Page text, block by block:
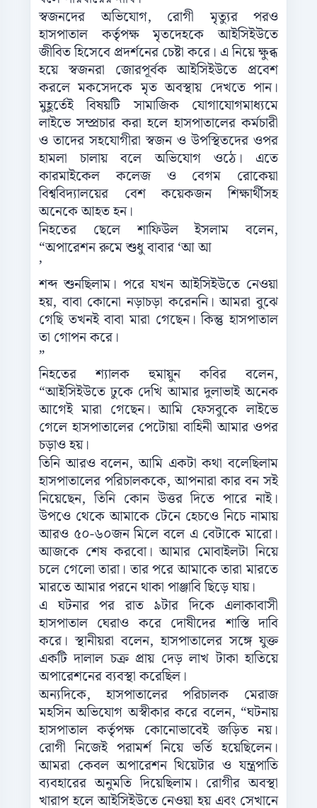
স্বজনদের অভিযোগ, রোগী মৃত্যুর পরও
হাসপাতাল কর্তৃপক্ষ মৃতদেহকে আইসিইউতে
জীবিত হিসেবে প্রদর্শনের চেষ্টা করে। এ নিয়ে ক্ষুব্ধ
হয়ে স্বজনরা জোরপূর্বক আইসিইউতে প্রবেশ
করলে মকসেদকে মৃত অবস্থায় দেখতে পান।
মুহূর্তেই বিষয়টি সামাজিক যোগাযোগমাধ্যমে
লাইভে সম্প্রচার করা হলে হাসপাতালের কর্মচারী
ও তাদের সহযোগীরা স্বজন ও উপস্থিতদের ওপর
হামলা চালায় বলে অভিযোগ ওঠে। এতে
কারমাইকেল কলেজ ও বেগম রোকেয়া
বিশ্ববিদ্যালয়ের বেশ কয়েকজন শিক্ষার্থীসহ
অনেকে আহত হন।
নিহতের ছেলে শাফিউল ইসলাম বলেন,
“অপারেশন রুমে শুধু বাবার ‘আ আ
’
শব্দ শুনছিলাম। পরে যখন আইসিইউতে নেওয়া
হয়, বাবা কোনো নড়াচড়া করেননি। আমরা বুঝে
গেছি তখনই বাবা মারা গেছেন। কিন্তু হাসপাতাল
তা গোপন করে।
”
নিহতের শ্যালক হুমায়ুন কবির বলেন,
“আইসিইউতে ঢুকে দেখি আমার দুলাভাই অনেক
আগেই মারা গেছেন। আমি ফেসবুকে লাইভে
গেলে হাসপাতালের পেটোয়া বাহিনী আমার ওপর
চড়াও হয়।
তিনি আরও বলেন, আমি একটা কথা বলেছিলাম
হাসপাতালের পরিচালককে, আপনারা কার বন সই
নিয়েছেন, তিনি কোন উত্তর দিতে পারে নাই।
উপওে থেকে আমাকে টেনে হেচওে নিচে নামায়
আরও ৫০-৬০জন মিলে বলে এ বেটাকে মারো।
আজকে শেষ করবো। আমার মোবাইলটা নিয়ে
চলে গেলো তারা। তার পরে আমাকে তারা মারতে
মারতে আমার পরনে থাকা পাঞ্জাবি ছিড়ে যায়।
এ ঘটনার পর রাত ৯টার দিকে এলাকাবাসী
হাসপাতাল ঘেরাও করে দোষীদের শাস্তি দাবি
করে। স্থানীয়রা বলেন, হাসপাতালের সঙ্গে যুক্ত
একটি দালাল চক্র প্রায় দেড় লাখ টাকা হাতিয়ে
অপারেশনের ব্যবস্থা করেছিল।
অন্যদিকে, হাসপাতালের পরিচালক মেরাজ
মহসিন অভিযোগ অস্বীকার করে বলেন, “ঘটনায়
হাসপাতাল কর্তৃপক্ষ কোনোভাবেই জড়িত নয়।
রোগী নিজেই পরামর্শ নিয়ে ভর্তি হয়েছিলেন।
আমরা কেবল অপারেশন থিয়েটার ও যন্ত্রপাতি
ব্যবহারের অনুমতি দিয়েছিলাম। রোগীর অবস্থা
খারাপ হলে আইসিইউতে নেওয়া হয় এবং সেখানে